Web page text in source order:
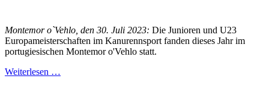
Montemor o`Vehlo, den 30. Juli 2023: Die Junioren und U23
Europameisterschaften im Kanurennsport fanden dieses Jahr im
portugiesischen Montemor o'Vehlo statt.
Weiterlesen …